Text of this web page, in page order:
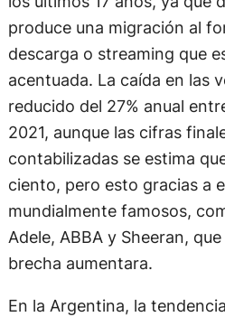
produce una migración al
descarga o streaming que
acentuada. La caída en las
reducido del 27% anual
2021, aunque las cifras
contabilizadas se estima
ciento, pero esto gracias a
mundialmente famosos,
Adele, ABBA y Sheeran,
brecha aumentara.
En la Argentina, la